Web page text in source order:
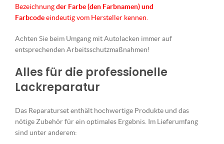
Bezeichnungder Farbe (den Farbnamen) und
Farbcodeeindeutig vom Hersteller kennen.
Achten Sie beim Umgang mit Autolacken immer auf
entsprechenden Arbeitsschutzmaßnahmen!
Alles für die professionelle
Lackreparatur
Das Reparaturset enthält hochwertige Produkte und das
nötige Zubehör für ein optimales Ergebnis. Im Lieferumfang
sind unter anderem: